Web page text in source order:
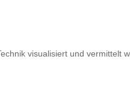
visualisiert und vermittelt